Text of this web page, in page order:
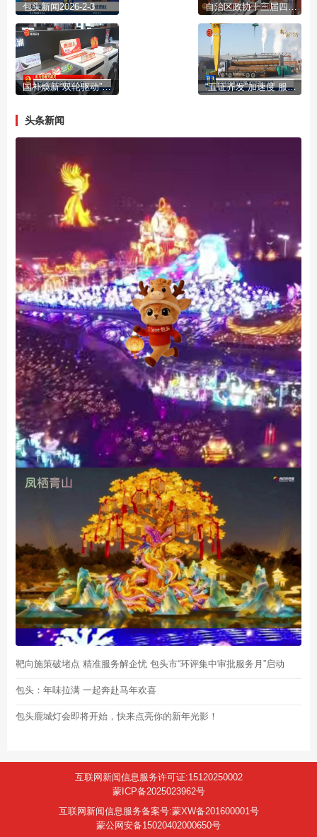
包头新闻2026-2-3 自治区政协十三届四次会议开幕
国补焕新“双轮驱动”激活市场活力 “五证齐发”加速度 服务民企“零距离”
头条新闻
靶向施策破堵点 精准服务解企忧 包头市“环评集中审批服务月”启动
包头：年味拉满 一起奔赴马年欢喜
包头鹿城灯会即将开始，快来点亮你的新年光影！
互联网新闻信息服务许可证:15120250002
蒙ICP备2025023962号
互联网新闻信息服务备案号:蒙XW备201600001号
蒙公网安备15020402000650号